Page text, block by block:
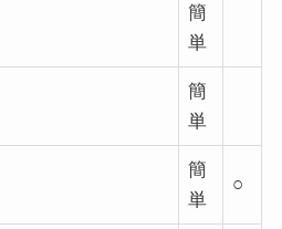
簡
単
簡
単
簡
単
○